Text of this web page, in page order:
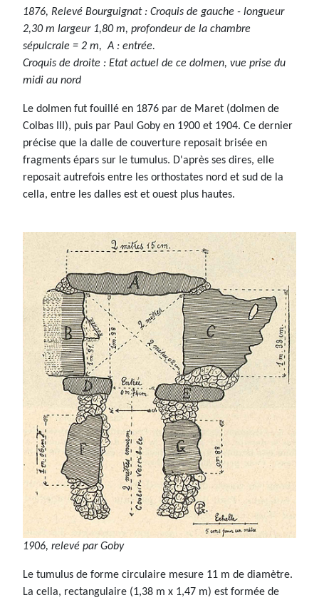
1876, Relevé Bourguignat : Croquis de gauche - longueur
2,30 m largeur 1,80 m, profondeur de la chambre
sépulcrale = 2 m, A : entrée.
Croquis de droite : Etat actuel de ce dolmen, vue prise du
midi au nord
Le dolmen fut fouillé en 1876 par de Maret (dolmen de
Colbas III), puis par Paul Goby en 1900 et 1904. Ce dernier
précise que la dalle de couverture reposait brisée en
fragments épars sur le tumulus. D'après ses dires, elle
reposait autrefois entre les orthostates nord et sud de la
cella, entre les dalles est et ouest plus hautes.
1906, relevé par Goby
Le tumulus de forme circulaire mesure 11 m de diamètre.
La cella, rectangulaire (1,38 m x 1,47 m) est formée de